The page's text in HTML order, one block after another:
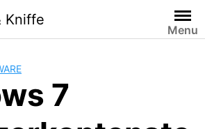
Kniffe
Menu
7